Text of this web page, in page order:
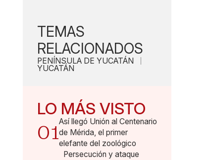
TEMAS
RELACIONADOS
PENÍNSULA DE YUCATÁN
YUCATÁN
LO MÁS VISTO
01Así llegó Unión al Centenario
de Mérida, el primer
elefante del zoológico
Persecución y ataque